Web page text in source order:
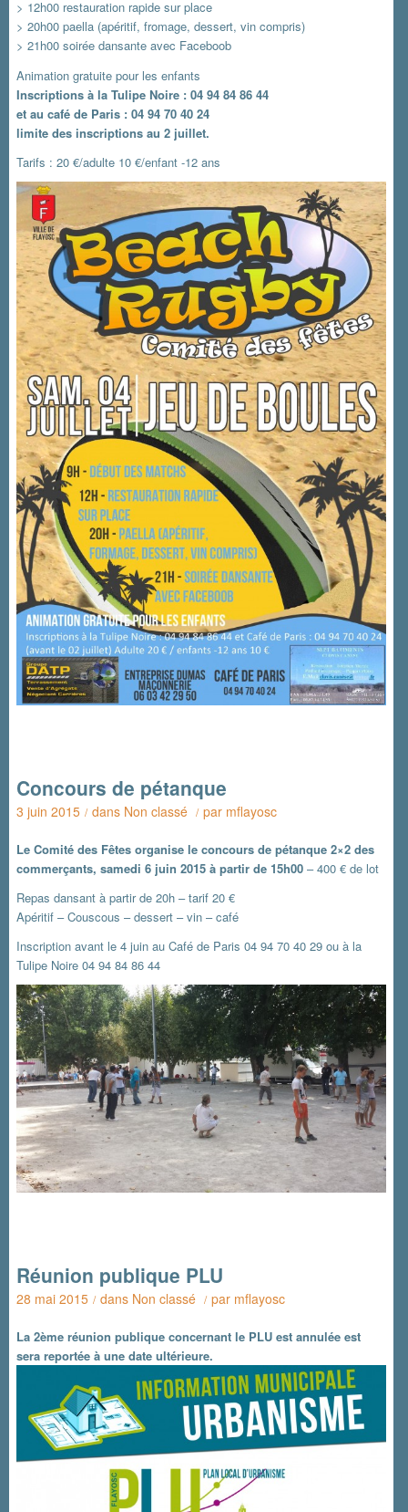
> 12h00 restauration rapide sur place
> 20h00 paella (apéritif, fromage, dessert, vin compris)
> 21h00 soirée dansante avec Faceboob
Animation gratuite pour les enfants
Inscriptions à la Tulipe Noire : 04 94 84 86 44
et au café de Paris : 04 94 70 40 24
limite des inscriptions au 2 juillet.
Tarifs : 20 €/adulte 10 €/enfant -12 ans
Concours de pétanque
3 juin 2015 / dans Non classé / par mflayosc
Le Comité des Fêtes organise le concours de pétanque 2×2 des
commerçants, samedi 6 juin 2015 à partir de 15h00 – 400 € de lot
Repas dansant à partir de 20h – tarif 20 €
Apéritif – Couscous – dessert – vin – café
Inscription avant le 4 juin au Café de Paris 04 94 70 40 29 ou à la
Tulipe Noire 04 94 84 86 44
Réunion publique PLU
28 mai 2015 / dans Non classé / par mflayosc
La 2ème réunion publique concernant le PLU est annulée est
sera reportée à une date ultérieure.